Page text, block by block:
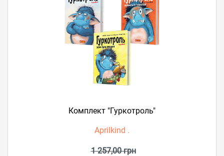
Комплект "Гуркотроль"
Aprilkind .
1 257,00 грн